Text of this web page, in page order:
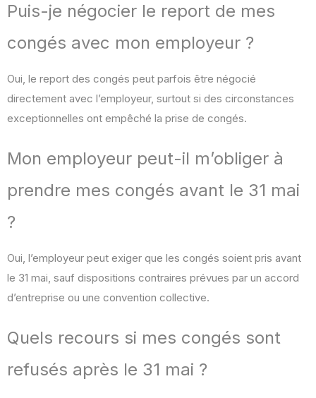
Puis-je négocier le report de mes
congés avec mon employeur ?
Oui, le report des congés peut parfois être négocié
directement avec l’employeur, surtout si des circonstances
exceptionnelles ont empêché la prise de congés.
Mon employeur peut-il m’obliger à
prendre mes congés avant le 31 mai
?
Oui, l’employeur peut exiger que les congés soient pris avant
le 31 mai, sauf dispositions contraires prévues par un accord
d’entreprise ou une convention collective.
Quels recours si mes congés sont
refusés après le 31 mai ?